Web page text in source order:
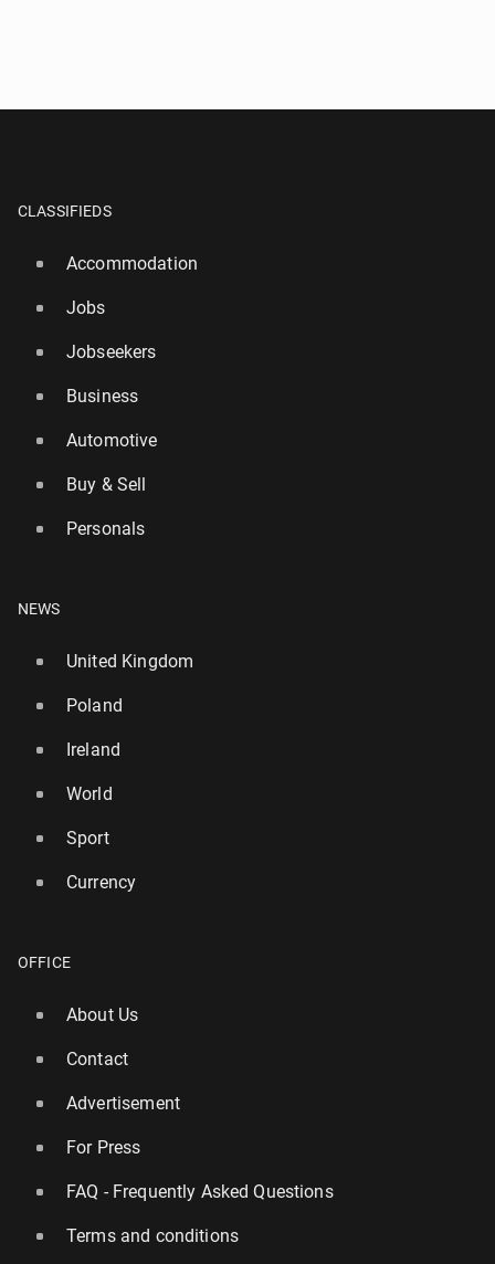
CLASSIFIEDS
Accommodation
Jobs
Jobseekers
Business
Automotive
Buy & Sell
Personals
NEWS
United Kingdom
Poland
Ireland
World
Sport
Currency
OFFICE
About Us
Contact
Advertisement
For Press
FAQ - Frequently Asked Questions
Terms and conditions